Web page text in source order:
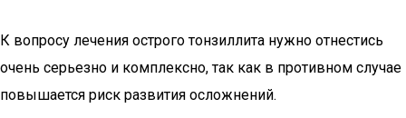
К вопросу лечения острого тонзиллита нужно отнестись
очень серьезно и комплексно, так как в противном случае
повышается риск развития осложнений.